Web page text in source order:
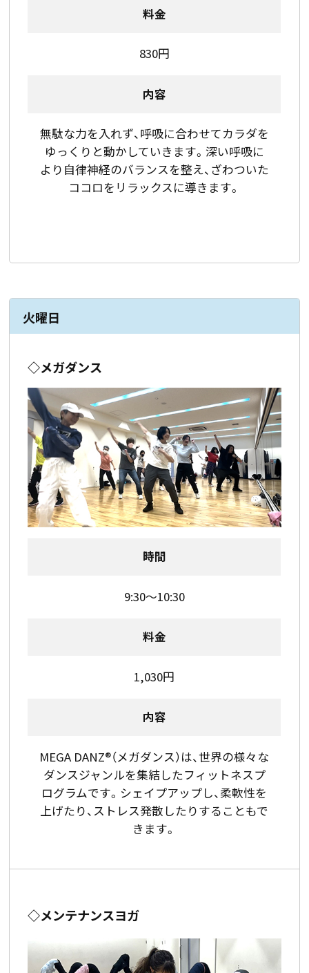
料金
830円
内容
無駄な力を入れず、呼吸に合わせてカラダを
ゆっくりと動かしていきます。深い呼吸に
より自律神経のバランスを整え、ざわついた
ココロをリラックスに導きます。
火曜日
◇メガダンス
時間
9:30～10:30
料金
1,030円
内容
MEGA DANZ®（メガダンス）は、世界の様々な
ダンスジャンルを集結したフィットネスプ
ログラムです。シェイプアップし、柔軟性を
上げたり、ストレス発散したりすることもで
きます。
◇メンテナンスヨガ